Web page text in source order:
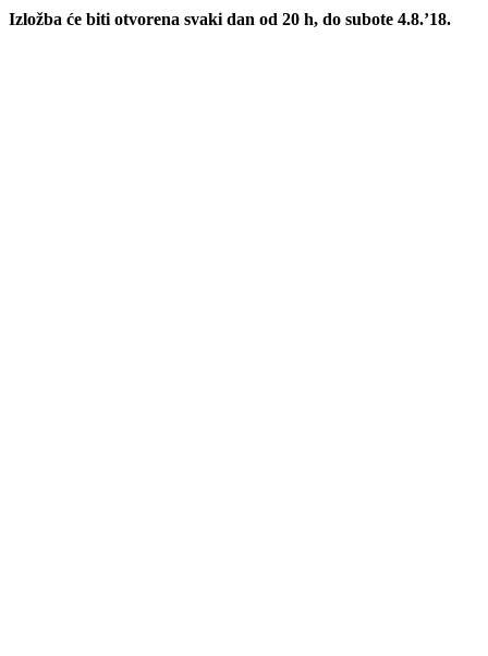
Izložba će biti otvorena svaki dan od 20 h, do subote 4.8.’18.